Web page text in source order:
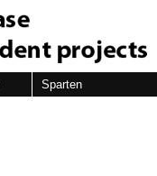
Sparten